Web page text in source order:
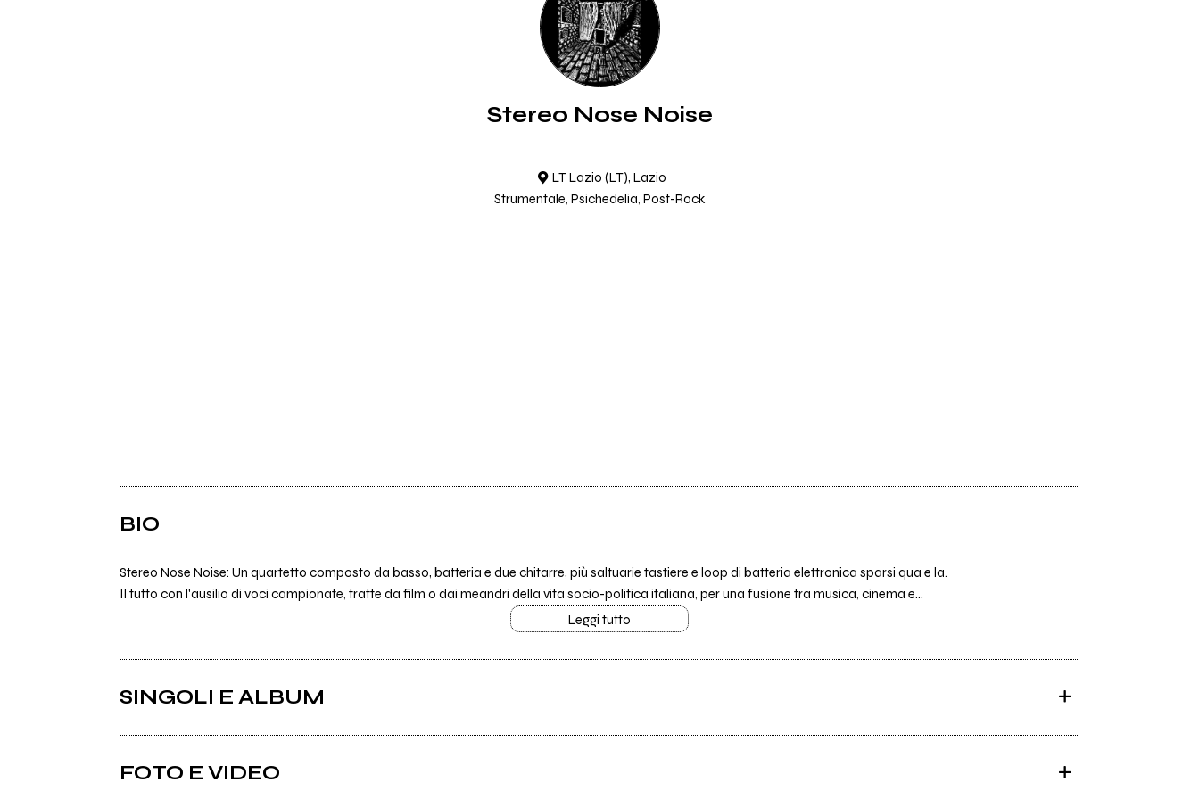
Stereo Nose Noise
LT Lazio (LT), Lazio
Strumentale, Psichedelia, Post-Rock
BIO
Stereo Nose Noise: Un quartetto composto da basso, batteria e due chitarre, più saltuarie tastiere e loop di batteria elettronica sparsi qua e la.
Il tutto con l'ausilio di voci campionate, tratte da film o dai meandri della vita socio-politica italiana, per una fusione tra musica, cinema e...
Leggi tutto
SINGOLI E ALBUM
FOTO E VIDEO